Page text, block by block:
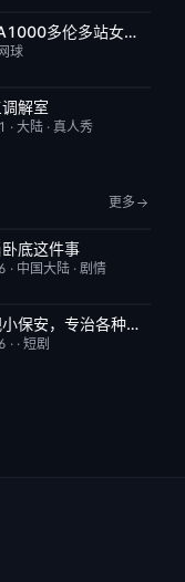
更新 4.0
WTA1000多伦多站女单第二轮：贝莱克VS斯瓦泰克
网球
更新
解室
· 大陆· 真人秀
更多
结底这件事
· 中国大陆· 剧情
9.0透视小保安，专治各种不服
· · 短剧